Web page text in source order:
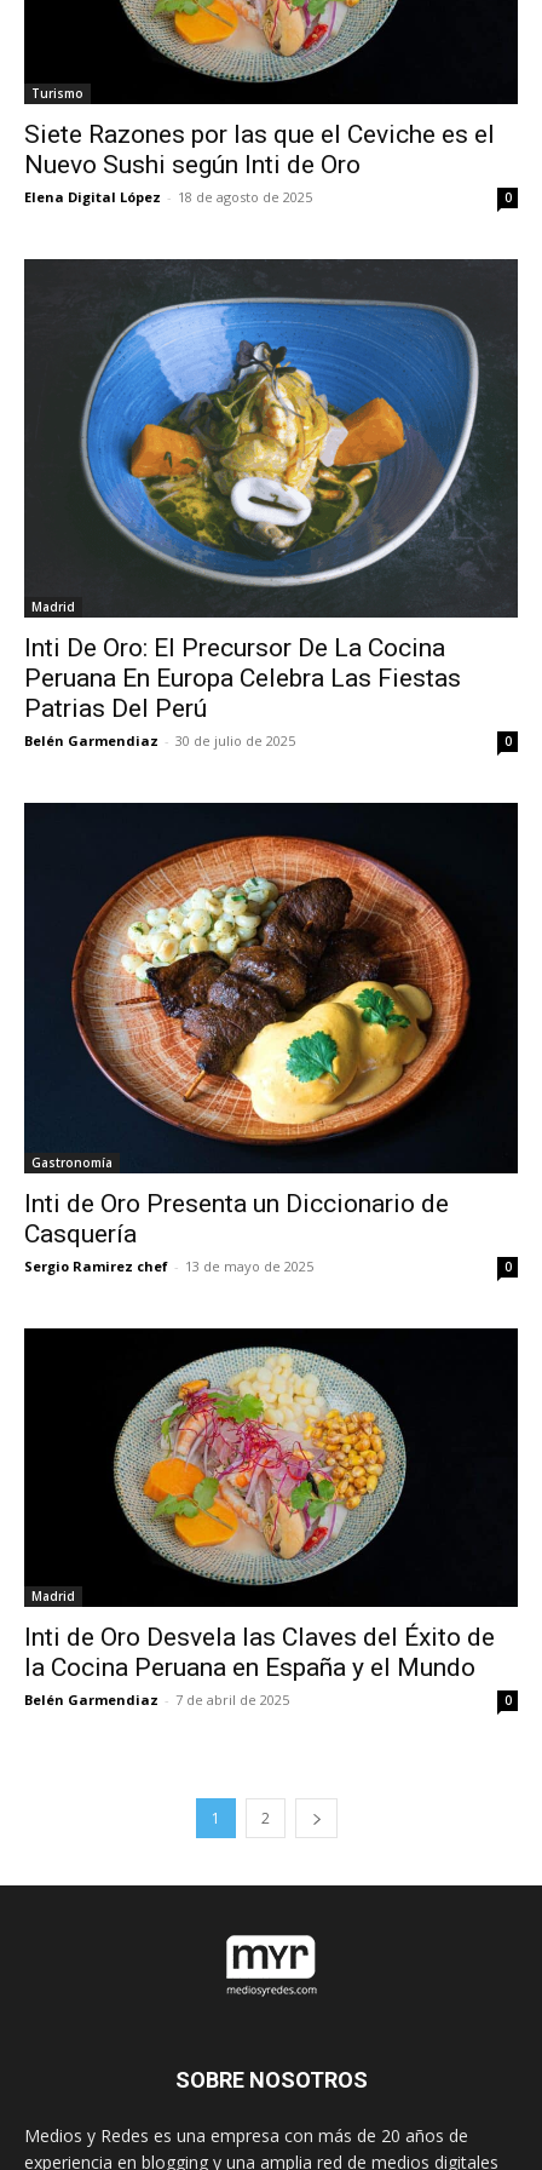
Turismo
Siete Razones por las que el Ceviche es el
Nuevo Sushi según Inti de Oro
Elena Digital López - 18 de agosto de 2025 0
Madrid
Inti De Oro: El Precursor De La Cocina
Peruana En Europa Celebra Las Fiestas
Patrias Del Perú
Belén Garmendiaz - 30 de julio de 2025 0
Gastronomía
Inti de Oro Presenta un Diccionario de
Casquería
Sergio Ramirez chef - 13 de mayo de 2025 0
Madrid
Inti de Oro Desvela las Claves del Éxito de
la Cocina Peruana en España y el Mundo
Belén Garmendiaz - 7 de abril de 2025 0
1 2
SOBRE NOSOTROS
Medios y Redes es una empresa con más de 20 años de
experiencia en blogging y una amplia red de medios digitales